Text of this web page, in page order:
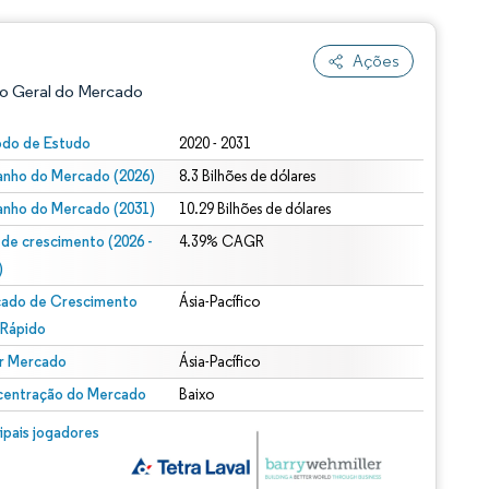
Ações
Geral do Mercado
de Estudo 2020 - 2031
do Mercado (2026) 8.3 Bilhões de dólares
do Mercado (2031) 10.29 Bilhões de dólares
de crescimento (2026 -
4.39% CAGR
de Crescimento
Ásia-Pacífico
Mercado Ásia-Pacífico
do Mercado Baixo
jogadores
© Mordor Intelligence. O reuso requer atribuição conforme CC BY 4.0.
conforme CC BY 4.0.